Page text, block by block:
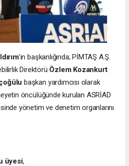
’ın başkanlığında; PİMTAŞ A.Ş.
Direktörü Özlem Kozankurt
başkan yardımcısı olarak
öncülüğünde kurulan ASRİAD
yönetim ve denetim organlarını
üyesi,